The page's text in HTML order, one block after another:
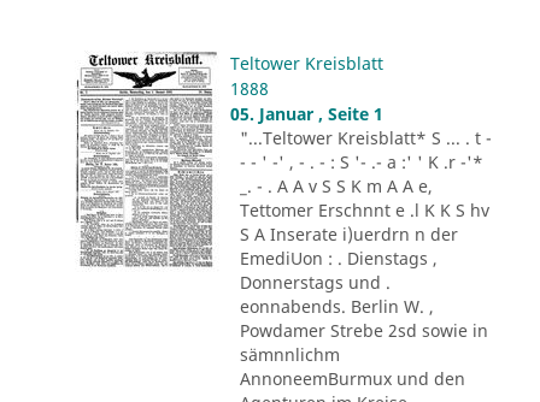
Teltower Kreisblatt
1888
05. Januar , Seite 1
"...Teltower Kreisblatt* S ... . t -
- - ' -' , - . - : S '- .- a :' ' K .r -'*
_. - . A A v S S K m A A e,
Tettomer Erschnnt e .l K K S hv
S A Inserate i)uerdrn n der
EmediUon : . Dienstags ,
Donnerstags und .
eonnabends. Berlin W. ,
Powdamer Strebe 2sd sowie in
sämnnlichm
AnnoneemBurmux und den